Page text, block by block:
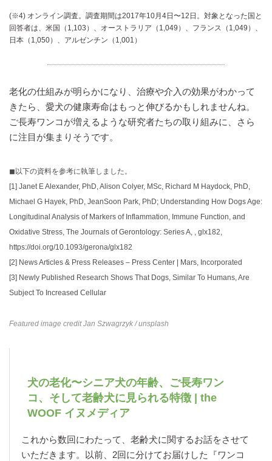
(※4) オンライン調査。調査期間は2017年10月4日〜12日。対象となった国と
回答者は、米国（1,103）、オーストラリア（1,049）、フランス（1,049）、
日本（1,050）、アルゼンチン（1,001）
老化の仕組みが明らかになり、治療や介入の効果がわかって
きたら、愛犬の健康寿命はもっと伸びるかもしれませんね。
ご長寿ワンコが増えるような研究者たちの取り組みに、さら
に注目が集まりそうです。
◼︎以下の資料を参考に執筆しました。
[1] Janet E Alexander, PhD, Alison Colyer, MSc, Richard M Haydock, PhD,
Michael G Hayek, PhD, JeanSoon Park, PhD; Understanding How Dogs Age:
Longitudinal Analysis of Markers of Inflammation, Immune Function, and
Oxidative Stress, The Journals of Gerontology: Series A, , glx182,
https://doi.org/10.1093/gerona/glx182
[2] News Articles & Press Releases – Press Center | Mars, Incorporated
[3] Newly Published Research Shows That Dogs, Similar To Humans, Are
Subject To Increased Cellular
Featured image creditJan Szwagrzyk/ unsplash
犬の老化〜シニア犬の年齢、ご長寿ワン
コ、そして老齢犬に見られる特徴 | the
WOOF イヌメディア
これから数回にわたって、老齢犬に関するお話をさせて
いただきます。以前、2回に分けてお届けした『ワンコ